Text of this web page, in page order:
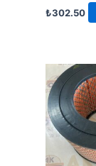
₺302.50